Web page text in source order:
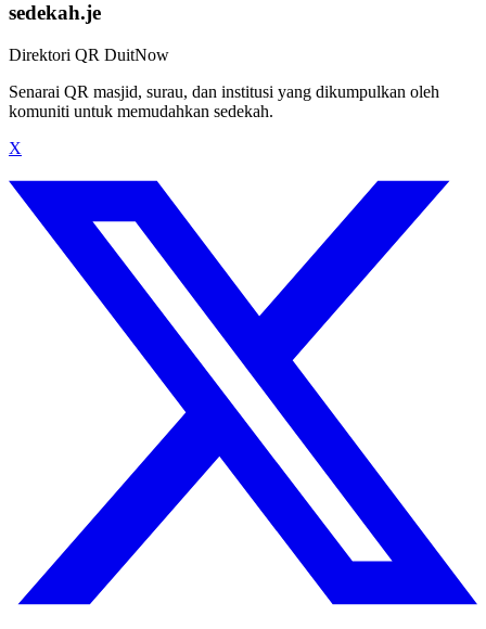
sedekah.je
Direktori QR DuitNow
Senarai QR masjid, surau, dan institusi yang dikumpulkan oleh
komuniti untuk memudahkan sedekah.
X